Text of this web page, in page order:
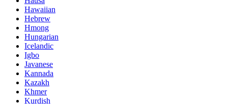
Hawaiian
Hebrew
Hmong
Hungarian
Icelandic
Igbo
Javanese
Kannada
Kazakh
Khmer
Kurdish